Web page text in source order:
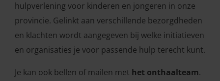
hulpverlening voor kinderen en jongeren in onze
provincie. Gelinkt aan verschillende bezorgdheden
en klachten wordt aangegeven bij welke initiatieven
en organisaties je voor passende hulp terecht kunt.
Je kan ook bellen of mailen met het onthaalteam.